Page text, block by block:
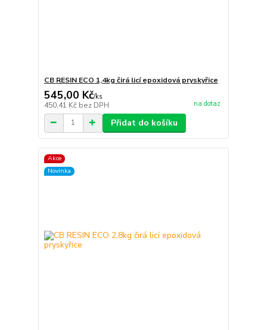
CB RESIN ECO 1,4kg čirá licí epoxidová pryskyřice
545,00 Kč/ks
450,41 Kč bez DPH na dotaz
Přidat do košíku
Akce
Novinka